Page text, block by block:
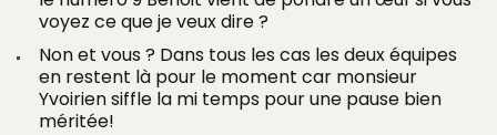
voyez ce que je veux dire ?
Non et vous ? Dans tous les cas les deux équipes
en restent là pour le moment car monsieur
Yvoirien siffle la mi temps pour une pause bien
méritée!